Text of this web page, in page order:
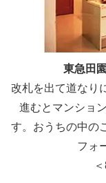
東急田
改札を出て道なり
進むとマンショ
す。おうちの中の
フォ